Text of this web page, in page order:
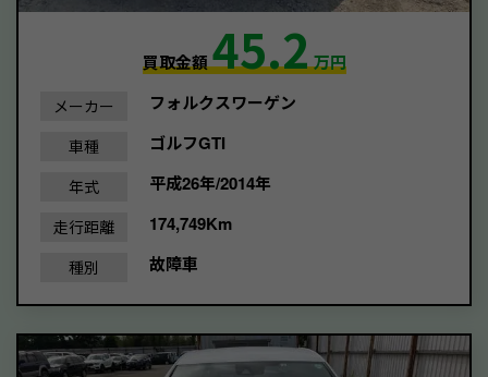
買取金額45.2万円
メーカー フォルクスワーゲン
車種 ゴルフGTI
年式 平成26年/2014年
走行距離 174,749Km
種別 故障車